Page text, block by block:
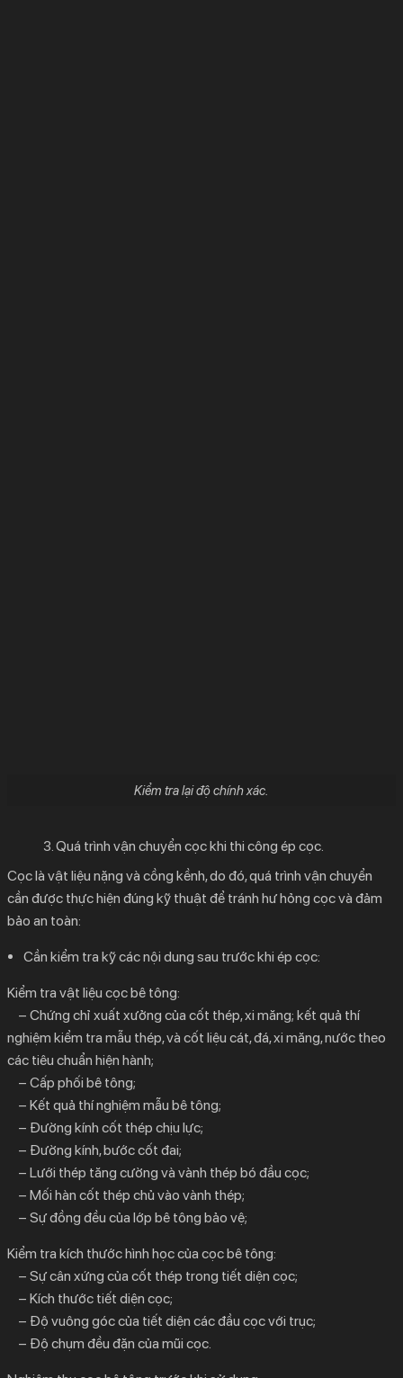
Kiểm tra lại độ chính xác.
3. Quá trình vận chuyển cọc khi thi công ép cọc.
Cọc là vật liệu nặng và cồng kềnh, do đó, quá trình vận chuyển
cần được thực hiện đúng kỹ thuật để tránh hư hỏng cọc và đảm
bảo an toàn:
Cần kiểm tra kỹ các nội dung sau trước khi ép cọc:
Kiểm tra vật liệu cọc bê tông:
– Chứng chỉ xuất xưởng của cốt thép, xi măng; kết quả thí
nghiệm kiểm tra mẫu thép, và cốt liệu cát, đá, xi măng, nước theo
các tiêu chuẩn hiện hành;
– Cấp phối bê tông;
– Kết quả thí nghiệm mẫu bê tông;
– Đường kính cốt thép chịu lực;
– Đường kính, bước cốt đai;
– Lưới thép tăng cường và vành thép bó đầu cọc;
– Mối hàn cốt thép chủ vào vành thép;
– Sự đồng đều của lớp bê tông bảo vệ;
Kiểm tra kích thước hình học của cọc bê tông:
– Sự cân xứng của cốt thép trong tiết diện cọc;
– Kích thước tiết diện cọc;
– Độ vuông góc của tiết diện các đầu cọc với trục;
– Độ chụm đều đặn của mũi cọc.